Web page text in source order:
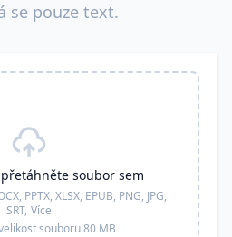
se pouze text.
soubor sem
PPTX, XLSX, EPUB, PNG, JPG,
SRT, Více
souboru 80 MB